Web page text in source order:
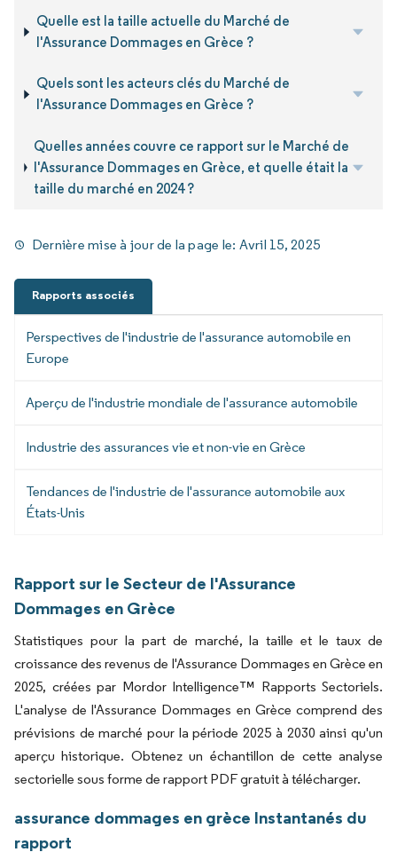
Quelle est la taille actuelle du Marché de
l'Assurance Dommages en Grèce ?
Quels sont les acteurs clés du Marché de
l'Assurance Dommages en Grèce ?
Quelles années couvre ce rapport sur le Marché de
l'Assurance Dommages en Grèce, et quelle était la
taille du marché en 2024 ?
Dernière mise à jour de la page le: Avril 15, 2025
Rapports associés
Perspectives de l'industrie de l'assurance automobile en
Europe
Aperçu de l'industrie mondiale de l'assurance automobile
Industrie des assurances vie et non-vie en Grèce
Tendances de l'industrie de l'assurance automobile aux
États-Unis
Rapport sur le Secteur de l'Assurance
Dommages en Grèce
Statistiques pour la part de marché, la taille et le taux de
croissance des revenus de l'Assurance Dommages en Grèce en
2025, créées par Mordor Intelligence™ Rapports Sectoriels.
L'analyse de l'Assurance Dommages en Grèce comprend des
prévisions de marché pour la période 2025 à 2030 ainsi qu'un
aperçu historique. Obtenez un échantillon de cette analyse
sectorielle sous forme de rapport PDF gratuit à télécharger.
assurance dommages en grèce Instantanés du
rapport